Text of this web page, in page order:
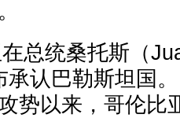
总统桑托斯（
承认巴勒斯坦国
势以来，哥伦比